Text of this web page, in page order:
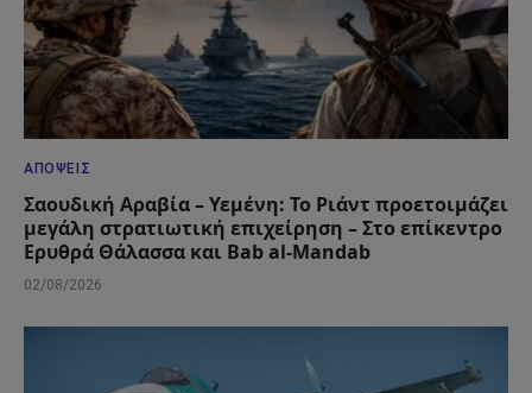
ΑΠΌΨΕΙΣ
Σαουδική Αραβία – Υεμένη: Το Ριάντ προετοιμάζει
μεγάλη στρατιωτική επιχείρηση – Στο επίκεντρο
Ερυθρά Θάλασσα και Bab al-Mandab
02/08/2026